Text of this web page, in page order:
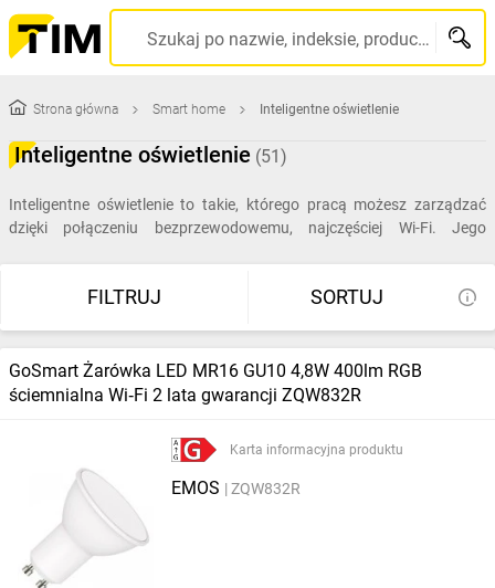
Szukaj po nazwie, indeksie, producencie, kodzie kreskowym...
Strona główna Smart home Inteligentne oświetlenie
Inteligentne oświetlenie (51)
Inteligentne oświetlenie to takie, którego pracą możesz zarządzać
dzięki połączeniu bezprzewodowemu, najczęściej Wi-Fi. Jego
oświetlenia można zarządzać zdalnie z dowolnego miejsca na świecie
FILTRUJ SORTUJ
GoSmart Żarówka LED MR16 GU10 4,8W 400lm RGB
ściemnialna Wi‑Fi 2 lata gwarancji ZQW832R
Karta informacyjna produktu
EMOS ZQW832R